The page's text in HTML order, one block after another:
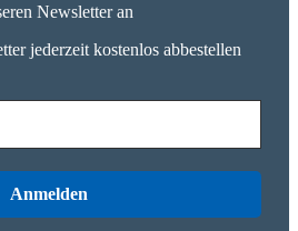
Newsletter an
jederzeit kostenlos abbestellen